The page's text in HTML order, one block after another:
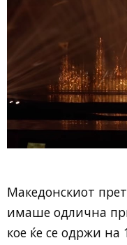
Македонскиот
имаше одлична
кое ќе се одржи на